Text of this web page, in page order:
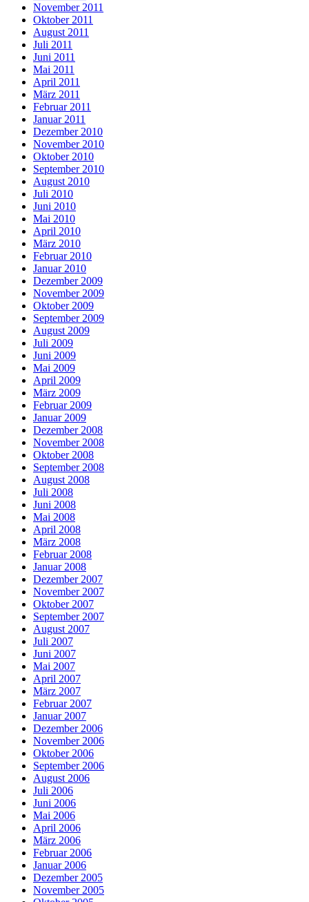
November 2011
Oktober 2011
August 2011
Juli 2011
Juni 2011
Mai 2011
April 2011
März 2011
Februar 2011
Januar 2011
Dezember 2010
November 2010
Oktober 2010
September 2010
August 2010
Juli 2010
Juni 2010
Mai 2010
April 2010
März 2010
Februar 2010
Januar 2010
Dezember 2009
November 2009
Oktober 2009
September 2009
August 2009
Juli 2009
Juni 2009
Mai 2009
April 2009
März 2009
Februar 2009
Januar 2009
Dezember 2008
November 2008
Oktober 2008
September 2008
August 2008
Juli 2008
Juni 2008
Mai 2008
April 2008
März 2008
Februar 2008
Januar 2008
Dezember 2007
November 2007
Oktober 2007
September 2007
August 2007
Juli 2007
Juni 2007
Mai 2007
April 2007
März 2007
Februar 2007
Januar 2007
Dezember 2006
November 2006
Oktober 2006
September 2006
August 2006
Juli 2006
Juni 2006
Mai 2006
April 2006
März 2006
Februar 2006
Januar 2006
Dezember 2005
November 2005